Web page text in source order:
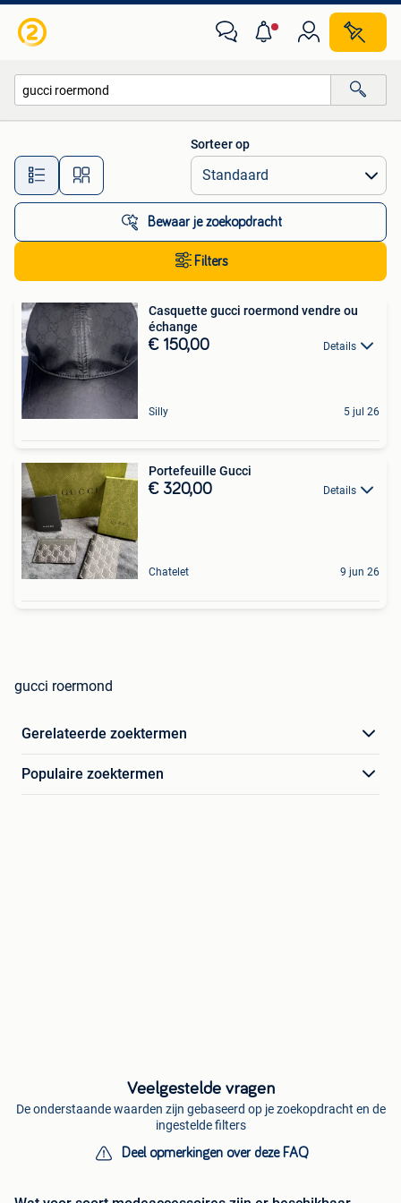
Alle afstanden…
Sorteer op
Bewaar je zoekopdracht
Filters
Casquette gucci roermond vendre ou
échange
€ 150,00 Details
Silly 5 jul 26
Portefeuille Gucci
€ 320,00 Details
Chatelet 9 jun 26
gucci roermond
Gerelateerde zoektermen
Populaire zoektermen
Veelgestelde vragen
De onderstaande waarden zijn gebaseerd op je zoekopdracht en de
ingestelde filters
Deel opmerkingen over deze FAQ